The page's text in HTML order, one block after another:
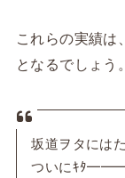
これらの実績は
となるでしょう。
坂道ヲタには
ついにｷﾀ